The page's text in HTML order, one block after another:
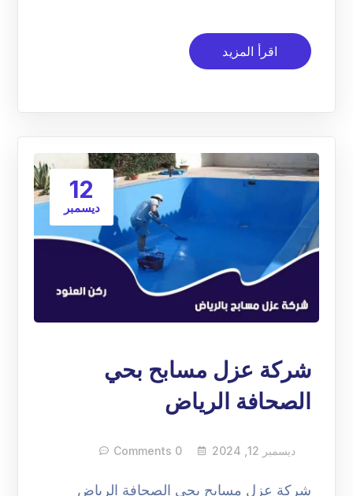
اقرأ المزيد
12
ديسمبر
شركة عزل مسابح بحي
الصحافة الرياض
ديسمبر 12, 2024 0 Comments
شركة عزل مسابح بحي الصحافة الرياض